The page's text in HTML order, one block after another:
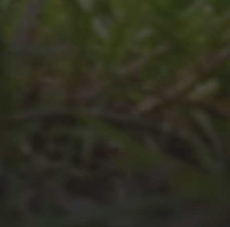
UNSER SCHUL-/SPORTFEST